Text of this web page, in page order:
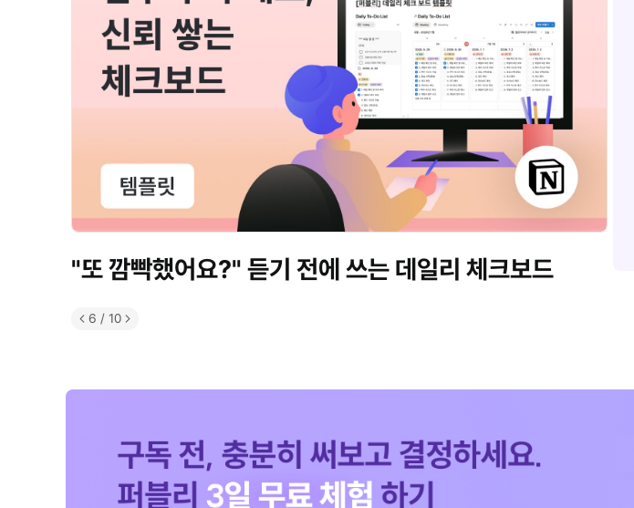
"또 깜빡했어요?" 듣기 전에 쓰는 데일리 체크보드
6 / 10